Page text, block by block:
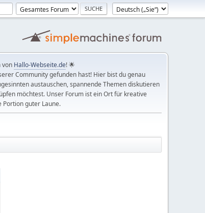
von Hallo-Webseite.de! 🌟
Community gefunden hast! Hier bist du genau
austauschen, spannende Themen diskutieren
möchtest. Unser Forum ist ein Ort für kreative
Portion guter Laune.